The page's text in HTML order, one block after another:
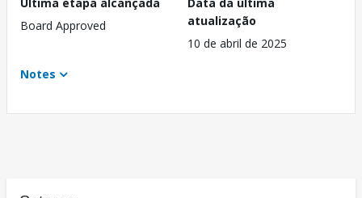
Última etapa alcançada
Board Approved
Data da última
atualização
10 de abril de 2025
Notes